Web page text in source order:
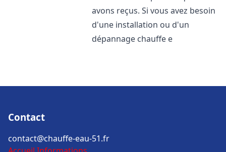
avons reçus. Si vous avez besoin
d'une installation ou d'un
dépannage chauffe e
Contact
contact@chauffe-eau-51.fr